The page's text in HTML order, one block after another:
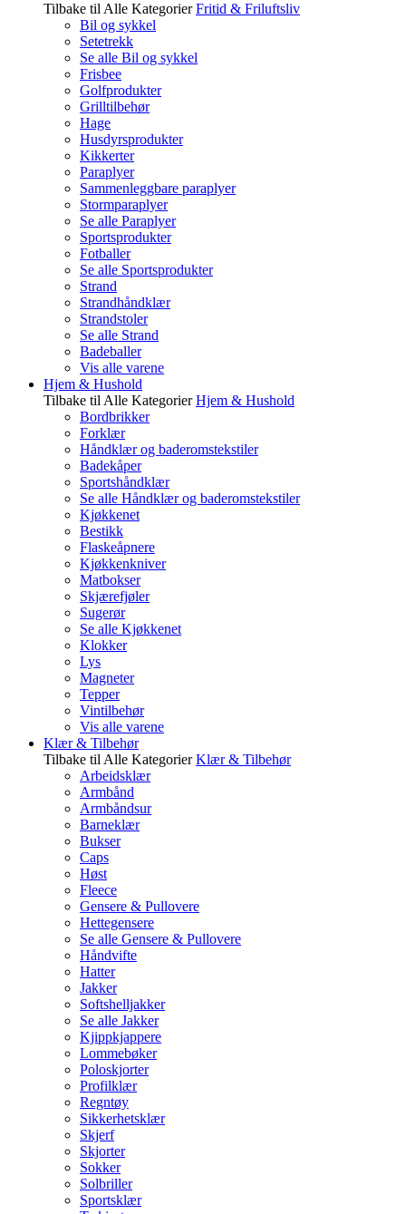
Tilbake til Alle Kategorier Fritid & Friluftsliv
Bil og sykkel
Setetrekk
Se alle Bil og sykkel
Frisbee
Golfprodukter
Grilltilbehør
Hage
Husdyrsprodukter
Kikkerter
Paraplyer
Sammenleggbare paraplyer
Stormparaplyer
Se alle Paraplyer
Sportsprodukter
Fotballer
Se alle Sportsprodukter
Strand
Strandhåndklær
Strandstoler
Se alle Strand
Badeballer
Vis alle varene
Hjem & Hushold
Tilbake til Alle Kategorier Hjem & Hushold
Bordbrikker
Forklær
Håndklær og baderomstekstiler
Badekåper
Sportshåndklær
Se alle Håndklær og baderomstekstiler
Kjøkkenet
Bestikk
Flaskeåpnere
Kjøkkenkniver
Matbokser
Skjærefjøler
Sugerør
Se alle Kjøkkenet
Klokker
Lys
Magneter
Tepper
Vintilbehør
Vis alle varene
Klær & Tilbehør
Tilbake til Alle Kategorier Klær & Tilbehør
Arbeidsklær
Armbånd
Armbåndsur
Barneklær
Bukser
Caps
Høst
Fleece
Gensere & Pullovere
Hettegensere
Se alle Gensere & Pullovere
Håndvifte
Hatter
Jakker
Softshelljakker
Se alle Jakker
Kjippkjappere
Lommebøker
Poloskjorter
Profilklær
Regntøy
Sikkerhetsklær
Skjerf
Skjorter
Sokker
Solbriller
Sportsklær